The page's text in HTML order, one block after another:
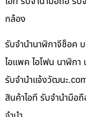
กล้อง
รับจำนำนาฬิกาจีช็อค
ไอแพค ไอโฟน นาฬิกา
รับจํานําแจ้งวัฒนะ
สินค้าไอที รับจำนำมือ